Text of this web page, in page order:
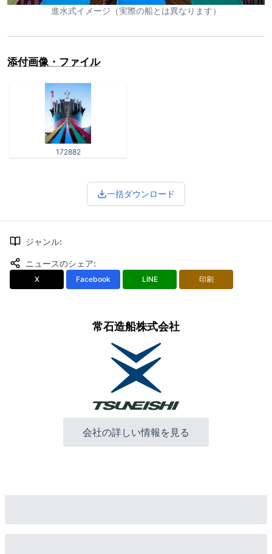
進水式イメージ（実際の船とは異なります）
添付画像・ファイル
172882
一括ダウンロード
ジャンル:
ニュースのシェア:
X Facebook LINE 印刷
常石造船株式会社
会社の詳しい情報を見る